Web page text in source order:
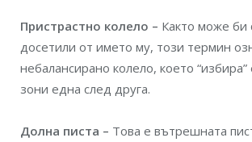
Пристрастно колело – Както може би
досетили от името му, този термин
небалансирано колело, което
зони една след друга.
Долна писта – Това е вътрешната